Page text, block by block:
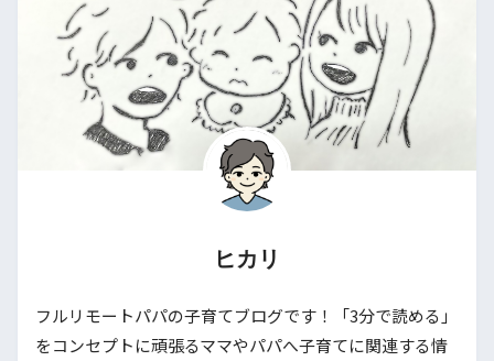
ヒカリ
フルリモートパパの子育てブログです！「3分で読める」
をコンセプトに頑張るママやパパへ子育てに関連する情